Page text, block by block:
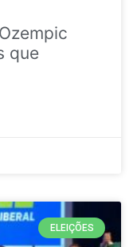
que
ELEIÇÕES